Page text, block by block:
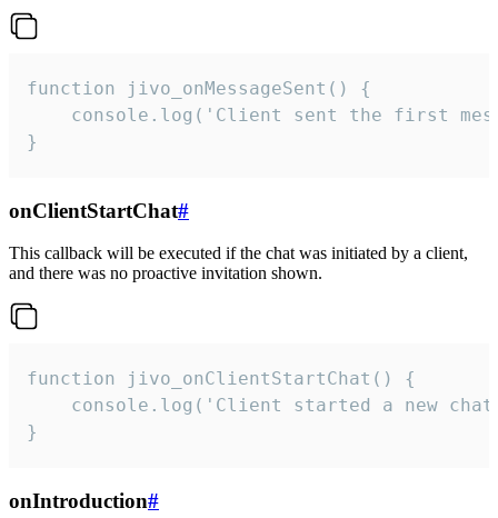
function jivo_onMessageSent() {
console.log('Client sent the first
}
onClientStartChat#
This callback will be executed if the chat was initiated by a client,
and there was no proactive invitation shown.
function jivo_onClientStartChat() {
console.log('Client started a new
}
onIntroduction#